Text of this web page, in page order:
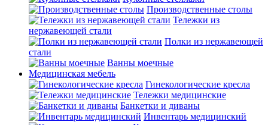
Производственные столы
Тележки из
нержавеющей стали
Полки из нержавеющей
стали
Ванны моечные
Медицинская мебель
Гинекологические кресла
Тележки медицинские
Банкетки и диваны
Инвентарь медицинский